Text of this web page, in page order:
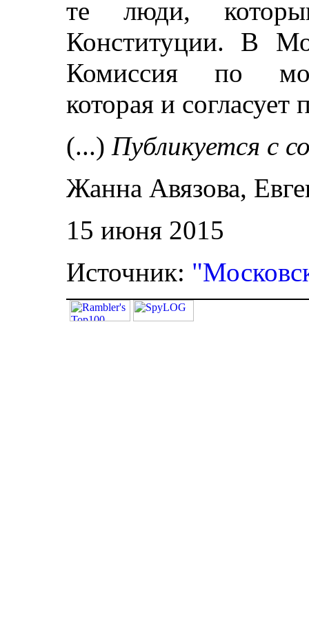
те люди,
Конституции. В
Комиссия по
которая и
(...) Публикуется с
Жанна Авязова,
15 июня 2015
Источник: